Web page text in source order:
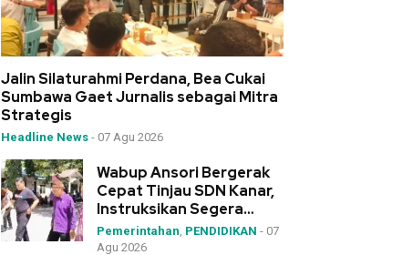
Jalin Silaturahmi Perdana, Bea Cukai
Sumbawa Gaet Jurnalis sebagai Mitra
Strategis
Headline News - 07 Agu 2026
Wabup Ansori Bergerak
Cepat Tinjau SDN Kanar,
Instruksikan Segera
Pengadaan Meja-Kursi
Pemerintahan, PENDIDIKAN - 07
Agu 2026